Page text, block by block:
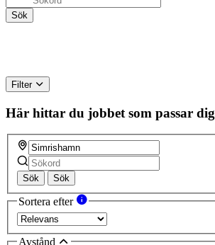
Filter
Här hittar du jobbet som passar dig
Sök Sök
Sortera efter
Avstånd